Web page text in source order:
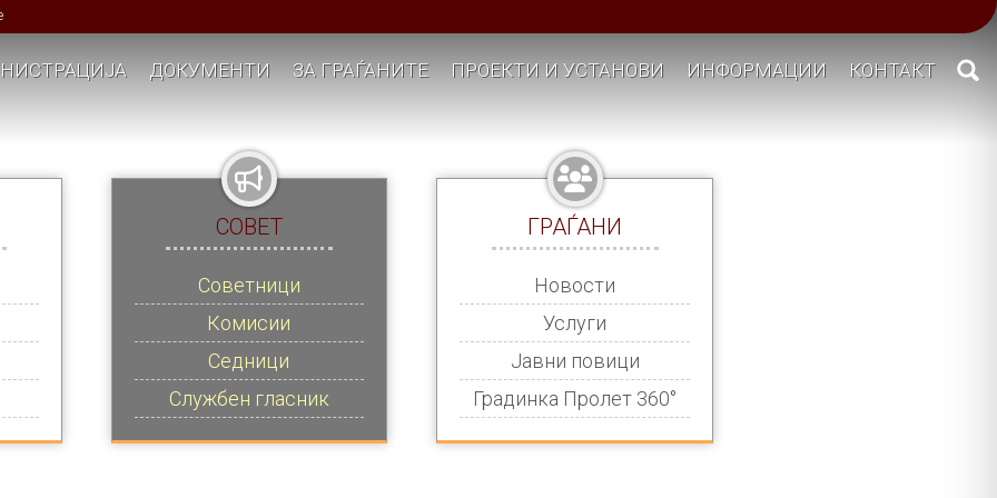
ДОКУМЕНТИ ЗА ГРАЃАНИТЕ ПРОЕКТИ И УСТАНОВИ ИНФОРМАЦИИ КОНТАКТ
СОВЕТ
Советници
Комисии
Седници
Службен гласник
ГРАЃАНИ
Новости
Услуги
Јавни повици
Градинка Пролет 360°